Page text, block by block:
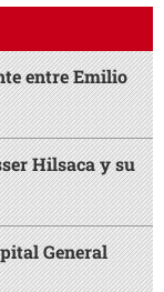
entre Emilio
Hilsaca y su
General